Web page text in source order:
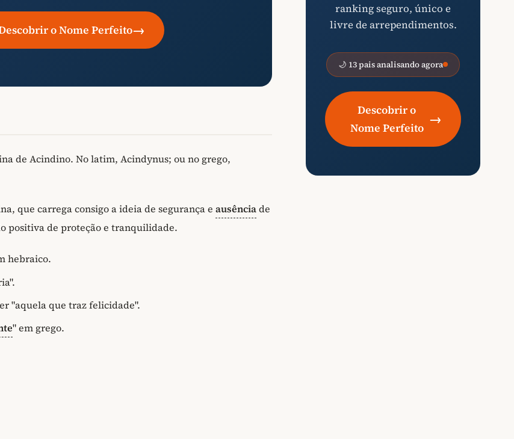
o Nome Perfeito→
de Acindino. No latim, Acindynus; ou no grego,
que carrega consigo a ideia de segurança e ausênciade
positiva de proteção e tranquilidade.
hebraico.
"aquela que traz felicidade".
" em grego.
ranking seguro, único e
livre de arrependimentos.
🌙 13 pais analisando agora
Descobrir o
Nome Perfeito
→